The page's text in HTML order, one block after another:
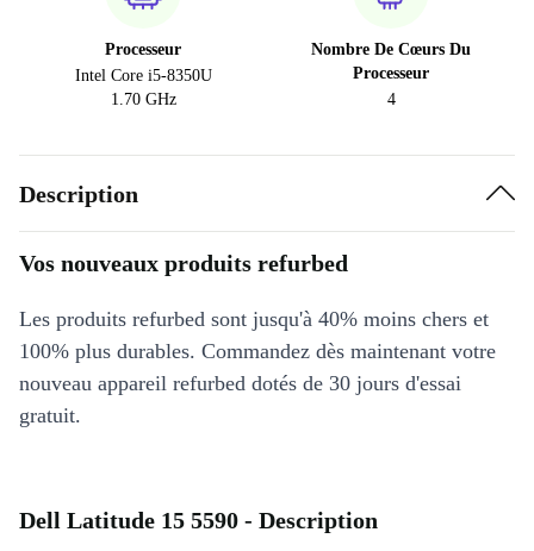
Processeur
Intel Core i5-8350U
1.70 GHz
Nombre De Cœurs Du
Processeur
4
Description
Vos nouveaux produits refurbed
Les produits refurbed sont jusqu'à 40% moins chers et
100% plus durables. Commandez dès maintenant votre
nouveau appareil refurbed dotés de 30 jours d'essai
gratuit.
Dell Latitude 15 5590 - Description